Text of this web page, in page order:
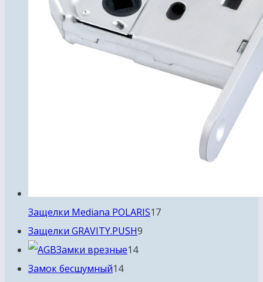
Защелки Mediana POLARIS1717
Защелки GRAVITY.PUSH9
Замки врезные1414
Замок бесшумный1414